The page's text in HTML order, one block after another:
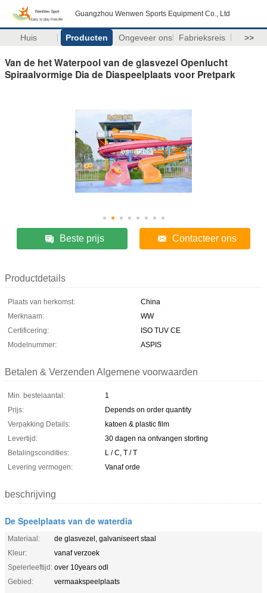
Guangzhou Wenwen Sports Equipment Co., Ltd
Huis Producten Ongeveer ons Fabrieksreis >>
Van de het Waterpool van de glasvezel Openlucht
Spiraalvormige Dia de Diaspeelplaats voor Pretpark
Beste prijs Contacteer ons
Productdetails
Plaats van herkomst:
China
Merknaam:
WW
Certificering:
ISO TUV CE
Modelnummer:
ASPIS
Betalen & Verzenden Algemene voorwaarden
Min. bestelaantal:
1
Prijs:
Depends on order quantity
Verpakking Details:
katoen & plastic film
Levertijd:
30 dagen na ontvangen storting
Betalingscondities:
L / C, T / T
Levering vermogen:
Vanaf orde
beschrijving
De Speelplaats van de waterdia
Materiaal:
de glasvezel, galvaniseert staal
Kleur:
vanaf verzoek
Spelerleeftijd: over 10years odl
Gebied:
vermaakspeelplaats